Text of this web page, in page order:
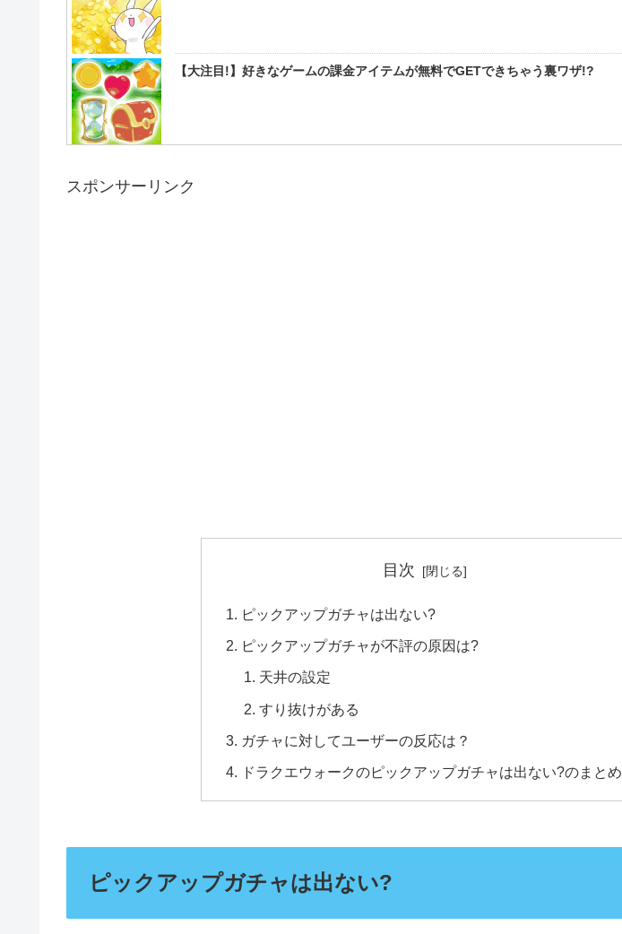
【大注目!】好きなゲームの課金アイテムが無料でGETできちゃう裏ワザ!?
スポンサーリンク
目次
ピックアップガチャは出ない?
ピックアップガチャが不評の原因は?
天井の設定
すり抜けがある
ガチャに対してユーザーの反応は？
ドラクエウォークのピックアップガチャは出ない?のまとめ
ピックアップガチャは出ない?